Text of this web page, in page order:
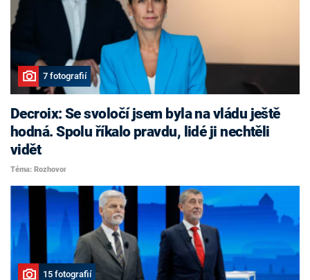
7 fotografií
Decroix: Se svoločí jsem byla na vládu ještě
hodná. Spolu říkalo pravdu, lidé ji nechtěli
vidět
Téma: Rozhovor
15 fotografií